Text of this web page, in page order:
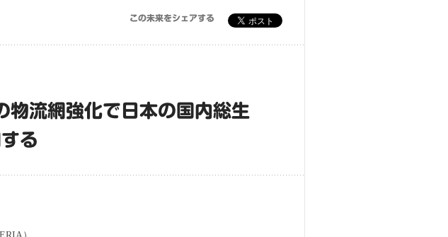
この未来をシェアする
物流網強化で日本の国内総生
る